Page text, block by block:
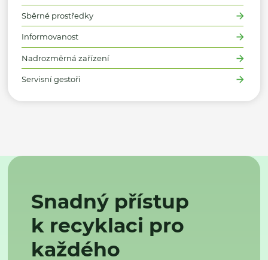
Sběrné prostředky
Informovanost
Nadrozměrná zařízení
Servisní gestoři
Snadný přístup
k recyklaci pro
každého